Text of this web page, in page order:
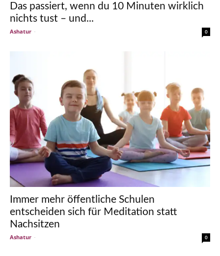
Das passiert, wenn du 10 Minuten wirklich
nichts tust – und...
Ashatur - 0
Immer mehr öffentliche Schulen
entscheiden sich für Meditation statt
Nachsitzen
Ashatur - 0